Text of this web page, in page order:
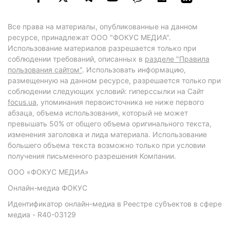
Все права на материалы, опубликованные на данном
ресурсе, принадлежат ООО "ФОКУС МЕДИА".
Использование материалов разрешается только при
соблюдении требований, описанных в разделе "Правила
пользования сайтом". Использовать информацию,
размещенную на данном ресурсе, разрешается только при
соблюдении следующих условий: гиперссылки на Сайт
focus.ua, упоминания первоисточника не ниже первого
абзаца, объема использования, который не может
превышать 50% от общего объема оригинального текста,
изменения заголовка и лида материала. Использование
большего объема текста возможно только при условии
получения письменного разрешения Компании.
ООО «ФОКУС МЕДИА»
Онлайн-медиа ФОКУС
Идентификатор онлайн-медиа в Реестре субъектов в сфере
медиа - R40-03129